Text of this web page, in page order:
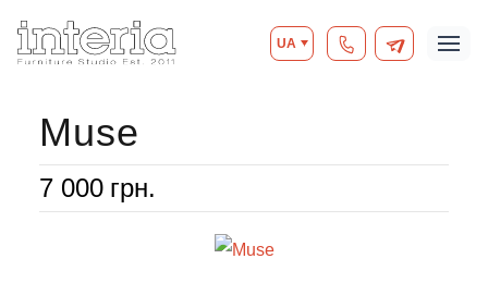
UA
Muse
7 000грн.